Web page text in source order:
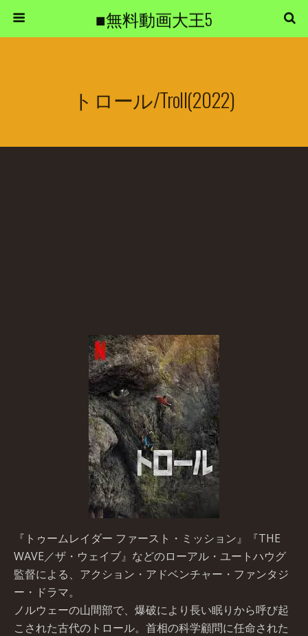
■無料動画大王5
トロール/Troll(2022)
『トゥームレイダー ファースト・ミッション』『THE
WAVE／ザ・ウェイブ』などのローアル・ユートハウグ
監督による、アクション・アドベンチャー・ファンタジ
ー・ドラマ。
ノルウェーの山間部で、爆破により長い眠りから呼び起
こされた古代のトロール。首相の科学顧問に任命された